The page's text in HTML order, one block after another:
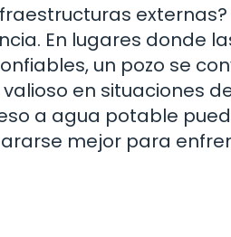
externas?
En lugares donde
un pozo se
en situaciones
a agua potable
mejor para